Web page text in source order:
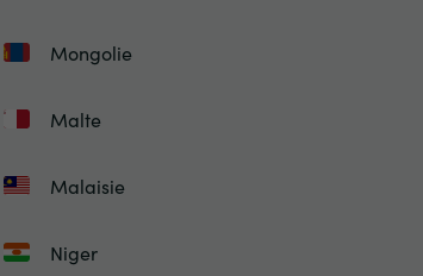
Mongolie
Malte
Malaisie
Niger